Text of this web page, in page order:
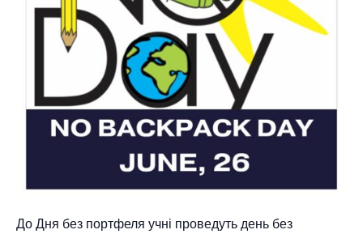
До Дня без портфеля учні проведуть день без